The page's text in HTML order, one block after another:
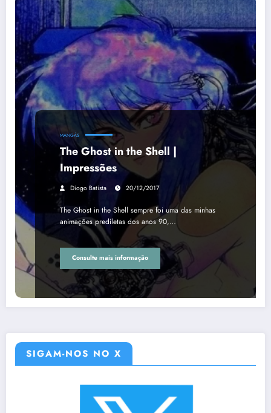
MANGÁS
The Ghost in the Shell |
Impressões
Diogo Batista 20/12/2017
The Ghost in the Shell sempre foi uma das minhas
animações prediletas dos anos 90,…
Consulte mais informação
SIGAM-NOS NO X